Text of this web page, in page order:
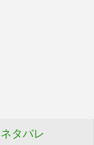
ネタバレ